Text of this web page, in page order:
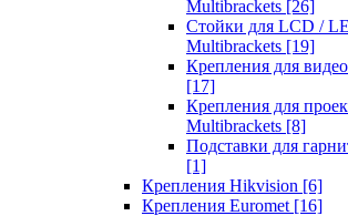
Multibrackets [26]
Стойки для LCD /
Multibrackets [19]
Крепления для
[17]
Крепления для
Multibrackets [8]
Подставки для
[1]
Крепления Hikvision [6]
Крепления Euromet [16]